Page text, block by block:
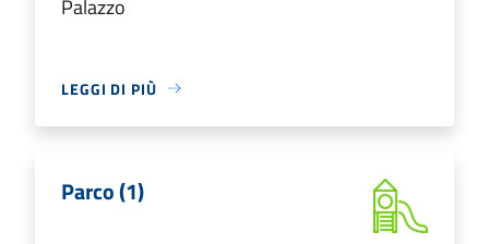
Palazzo
LEGGI DI PIÙ
Parco (1)